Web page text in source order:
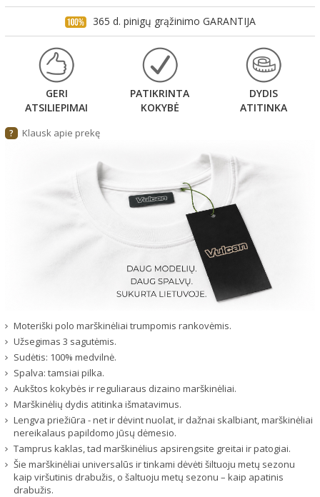
365 d. pinigų grąžinimo GARANTIJA
GERI
ATSILIEPIMAI
PATIKRINTA
KOKYBĖ
DYDIS
ATITINKA
? Klausk apie prekę
Moteriški polo marškinėliai trumpomis rankovėmis.
Užsegimas 3 sagutėmis.
Sudėtis: 100% medvilnė.
Spalva: tamsiai pilka.
Aukštos kokybės ir reguliaraus dizaino marškinėliai.
Marškinėlių dydis atitinka išmatavimus.
Lengva priežiūra - net ir dėvint nuolat, ir dažnai skalbiant, marškinėliai
nereikalaus papildomo jūsų dėmesio.
Tamprus kaklas, tad marškinėlius apsirengsite greitai ir patogiai.
Šie marškinėliai universalūs ir tinkami dėvėti šiltuoju metų sezonu
kaip viršutinis drabužis, o šaltuoju metų sezonu – kaip apatinis
drabužis.